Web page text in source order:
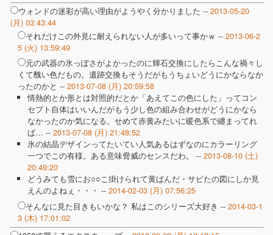
ウォンドの迷彩が高い理由がようやく分かりました -- 2013-05-20
(月) 03:43:44
それだけこの外見に耐えられない人が多いって事かｗ -- 2013-06-2
5 (火) 13:59:49
元の武器の氷っぽさがよかったのに輝石交換にしたらこんな禍々し
くて醜い色だもの。遺跡交換もそうだがもうちょいどうにかならなか
ったのかと -- 2013-07-08 (月) 20:59:58
情熱的とか形とは対照的だとか「あえてこの色にした」ってコン
セプト自体はいいんだがもう少し色の組み合わせがどうにかなら
なかったのか気になる。せめて赤黄みたいに暖色系で纏まってれ
ば… -- 2013-07-08 (月) 21:48:52
氷の結晶デザインってたいてい人気あるはずなのにカラーリング
一つでこの有様。ある意味脅威のセンスだわ。 -- 2013-08-10 (土)
20:49:20
どうみても雪にお○○こ掛けられて黄ばんだ・サビたの図にしか見
えんのよねぇ・・・ -- 2014-02-03 (月) 07:56:25
そんなに見た目きもいかな？ 私はこのシリーズ大好き -- 2014-03-1
3 (木) 17:01:02